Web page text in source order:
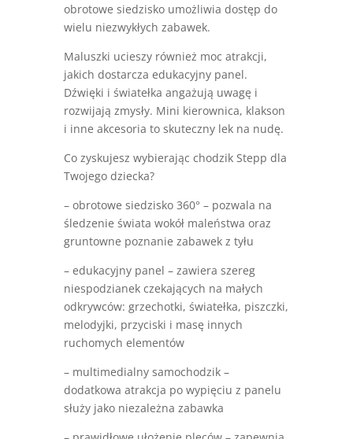
obrotowe siedzisko umożliwia dostęp do
wielu niezwykłych zabawek.
Maluszki ucieszy również moc atrakcji,
jakich dostarcza edukacyjny panel.
Dźwięki i światełka angażują uwagę i
rozwijają zmysły. Mini kierownica, klakson
i inne akcesoria to skuteczny lek na nudę.
Co zyskujesz wybierając chodzik Stepp dla
Twojego dziecka?
– obrotowe siedzisko 360° – pozwala na
śledzenie świata wokół maleństwa oraz
gruntowne poznanie zabawek z tyłu
– edukacyjny panel – zawiera szereg
niespodzianek czekających na małych
odkrywców: grzechotki, światełka, piszczki,
melodyjki, przyciski i masę innych
ruchomych elementów
– multimedialny samochodzik –
dodatkowa atrakcja po wypięciu z panelu
służy jako niezależna zabawka